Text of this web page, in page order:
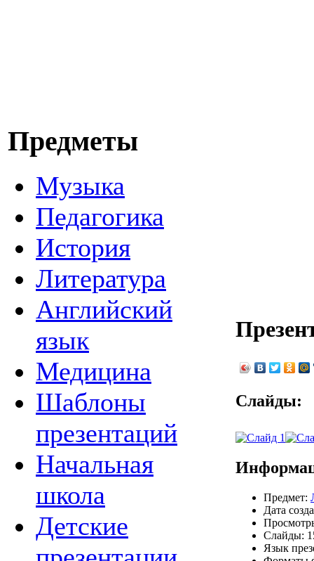
Предметы
Музыка
Педагогика
История
Литература
Английский
язык
Медицина
Шаблоны
презентаций
Начальная
школа
Детские
Слайды:
Предмет:
Дата
Слайды:
Язык